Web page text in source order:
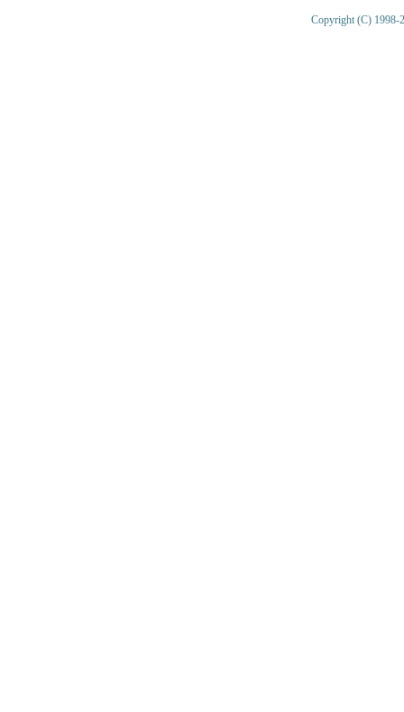
Copyright (C) 1998-